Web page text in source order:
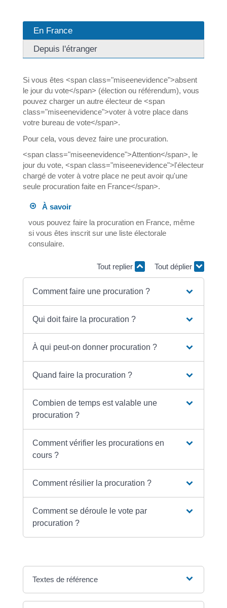
En France
Depuis l'étranger
Si vous êtes <span class="miseenevidence">absent
le jour du vote</span> (élection ou référendum), vous
pouvez charger un autre électeur de <span
class="miseenevidence">voter à votre place dans
votre bureau de vote</span>.
Pour cela, vous devez faire une procuration.
<span class="miseenevidence">Attention</span>, le
jour du vote, <span class="miseenevidence">l'électeur
chargé de voter à votre place ne peut avoir qu'une
seule procuration faite en France</span>.
À savoir
vous pouvez faire la procuration en France, même
si vous êtes inscrit sur une liste électorale
consulaire.
Tout replier Tout déplier
Comment faire une procuration ?
Qui doit faire la procuration ?
À qui peut-on donner procuration ?
Quand faire la procuration ?
Combien de temps est valable une
procuration ?
Comment vérifier les procurations en
cours ?
Comment résilier la procuration ?
Comment se déroule le vote par
procuration ?
Textes de référence